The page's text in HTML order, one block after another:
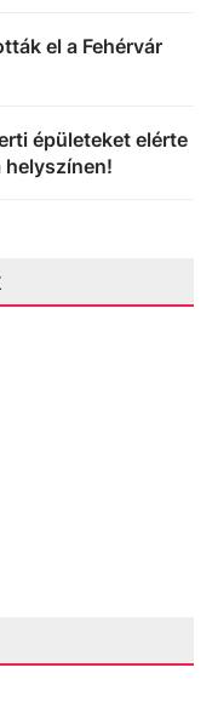
el a Fehérvár
épületeket elérte